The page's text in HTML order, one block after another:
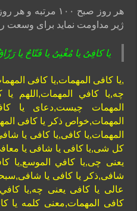
ژیر مداومت نماید برای
یا کافِیُ یا مُغْنِیُ یا فَتّاحُ یا
,یا کافی المهمات,یا کافی
چه,يا كافي المهمات,اللهم
المهمات چیست,دعای یا
المهمات,خواص ذکر یا کافی
المهمات,یا کافی,یا کافی یا
کل شی,یا کافی یا شافی یا
یعنی چی,يا كافي الموسع,يا
شافی,ذکر یا کافی یا
عالی یا کافی یعنی چه,يا
کافی المهمات,معنی کلمه یا